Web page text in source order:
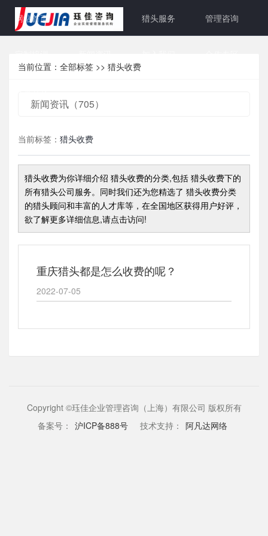
网站首页 关于珏佳 猎头服务 管理咨询
当前位置： 全部标签 >> 猎头收费
新闻资讯（705）
当前标签： 猎头收费
猎头收费为你详细介绍 猎头收费的分类,包括 猎头收费下的
所有猎头公司服务。同时我们还为您精选了 猎头收费分类
的猎头顾问和丰富的人才库等，在全国地区获得用户好评，
欲了解更多详细信息,请点击访问!
重庆猎头都是怎么收费的呢？
2022-07-05
Copyright ©珏佳企业管理咨询（上海）有限公司 版权所有
备案号： 沪ICP备888号 技术支持： 阿凡达网络